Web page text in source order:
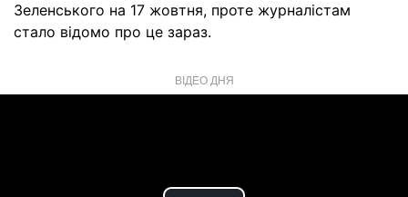
Зеленського на 17 жовтня, проте журналістам
стало відомо про це зараз.
ВІДЕО ДНЯ